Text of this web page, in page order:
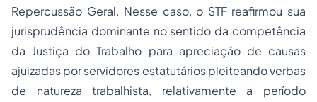
Repercussão Geral. Nesse caso, o STF reafirmou sua
jurisprudência dominante no sentido da competência
da Justiça do Trabalho para apreciação de causas
ajuizadas por servidores estatutários pleiteando verbas
de natureza trabalhista, relativamente a período